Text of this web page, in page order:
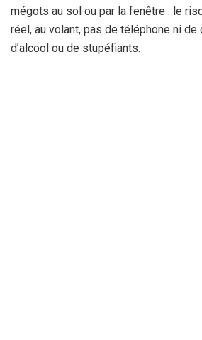
mégots au sol ou par la fenêtre : le
réel, au volant, pas de téléphone ni de
d’alcool ou de stupéfiants.